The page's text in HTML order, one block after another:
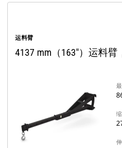
运料臂
4137 mm（163"）运料臂